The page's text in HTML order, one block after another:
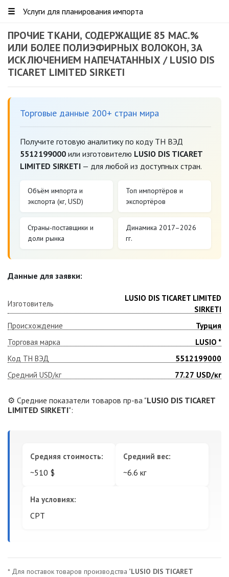
☰ Услуги для планирования импорта
ПРОЧИЕ ТКАНИ, СОДЕРЖАЩИЕ 85 МАС.%
ИЛИ БОЛЕЕ ПОЛИЭФИРНЫХ ВОЛОКОН, ЗА
ИСКЛЮЧЕНИЕМ НАПЕЧАТАННЫХ / LUSIO DIS
TICARET LIMITED SIRKETI
Торговые данные 200+ стран мира
Получите готовую аналитику по коду ТН ВЭД
5512199000 или изготовителю LUSIO DIS TICARET
LIMITED SIRKETI — для любой из доступных стран.
Объём импорта и
экспорта (кг, USD)
Топ импортёров и
экспортёров
Страны-поставщики и
доли рынка
Динамика 2017–2026
гг.
Данные для заявки:
Изготовитель
LUSIO DIS TICARET LIMITED
SIRKETI
Происхождение
Турция
Торговая марка
LUSIO *
Код ТН ВЭД
5512199000
Средний USD/кг
77.27 USD/кг
⚙️ Средние показатели товаров пр-ва "LUSIO DIS TICARET
LIMITED SIRKETI":
Средняя стоимость:
~510 $
Средний вес:
~6.6 кг
На условиях:
CPT
* Для поставок товаров производства "LUSIO DIS TICARET